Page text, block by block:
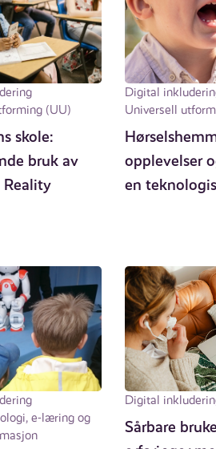
(UU)
skole:
bruk av
Reality
Digital
Universell
opplevelser
en
e-læring og
Digital
Sårbare